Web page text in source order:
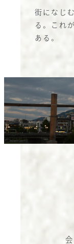
街になじ
る。これ
ある。
会